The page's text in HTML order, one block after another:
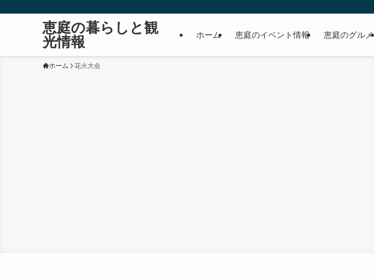
恵庭の暮らしと観
光情報
ホーム 恵庭のイベント情報 恵庭のグルメ
ホーム 花火大会